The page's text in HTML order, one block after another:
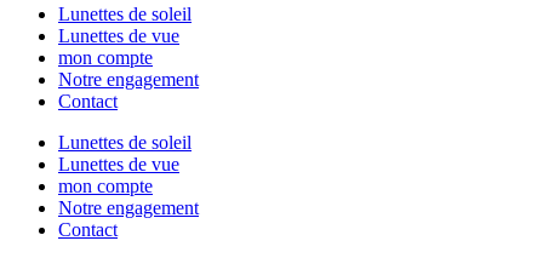
Lunettes de soleil
Lunettes de vue
mon compte
Notre engagement
Contact
Lunettes de soleil
Lunettes de vue
mon compte
Notre engagement
Contact